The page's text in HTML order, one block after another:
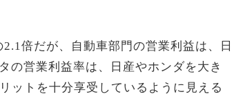
倍だが、自動車部門の営業利益は、日
の営業利益率は、日産やホンダを大き
ットを十分享受しているように見える